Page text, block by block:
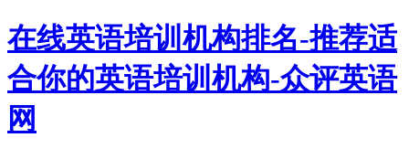
在线英语培训机构排名-推荐适
合你的英语培训机构-众评英语
网